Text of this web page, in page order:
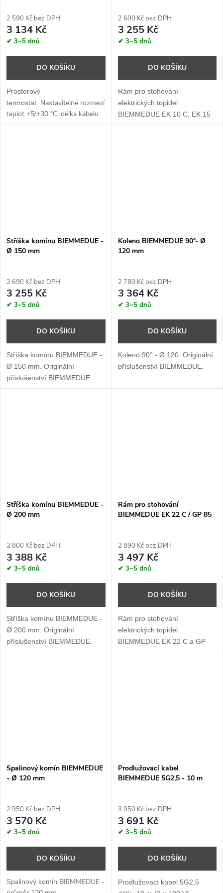
2 590 Kč bez DPH
3 134 Kč
✔ 3~5 dnů
DO KOŠÍKU
Prostorový
termostat. Nastavitelné rozmezí
teplot +5/+30 °C, délka kabelu
10 m.
2 690 Kč bez DPH
3 255 Kč
✔ 3~5 dnů
DO KOŠÍKU
Rám pro stohování
elektrických topidel
BIEMMEDUE EK 10 C, EK 15
C, GP 30, GP 45, GP 65.
Stříška komínu BIEMMEDUE -
Ø 150 mm
2 690 Kč bez DPH
3 255 Kč
✔ 3~5 dnů
DO KOŠÍKU
Stříška komínu BIEMMEDUE -
Ø 150 mm. Originální
příslušenství BIEMMEDUE.
Koleno BIEMMEDUE 90°- Ø
120 mm
2 780 Kč bez DPH
3 364 Kč
✔ 3~5 dnů
DO KOŠÍKU
Koleno 90° - Ø 120. Originální
příslušenství BIEMMEDUE.
Stříška komínu BIEMMEDUE -
Ø 200 mm
2 800 Kč bez DPH
3 388 Kč
✔ 3~5 dnů
DO KOŠÍKU
Stříška komínu BIEMMEDUE -
Ø 200 mm. Originální
příslušenství BIEMMEDUE.
Rám pro stohování
BIEMMEDUE EK 22 C / GP 85
2 890 Kč bez DPH
3 497 Kč
✔ 3~5 dnů
DO KOŠÍKU
Rám pro stohování
elektrických topidel
BIEMMEDUE EK 22 C a GP
85.
Spalinový komín BIEMMEDUE
- Ø 120 mm
2 950 Kč bez DPH
3 570 Kč
✔ 3~5 dnů
DO KOŠÍKU
Spalinový komín BIEMMEDUE -
Prodlužovací kabel
BIEMMEDUE 5G2,5 - 10 m
3 050 Kč bez DPH
3 691 Kč
✔ 3~5 dnů
DO KOŠÍKU
Prodlužovací kabel 5G2,5